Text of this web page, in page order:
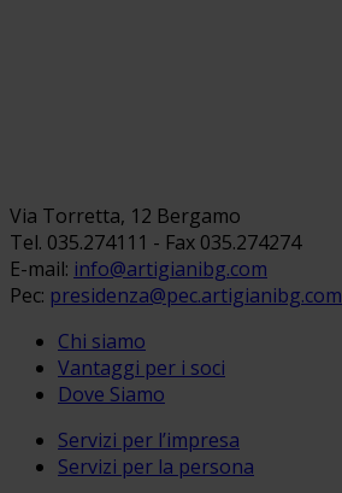
Via Torretta, 12 Bergamo
Tel. 035.274111 - Fax 035.274274
E-mail: info@artigianibg.com
Pec: presidenza@pec.artigianibg.com
Chi siamo
Vantaggi per i soci
Dove Siamo
Servizi per l’impresa
Servizi per la persona